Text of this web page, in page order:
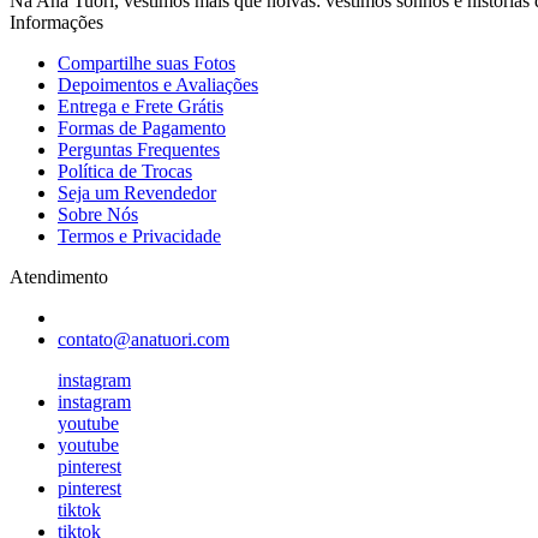
Informações
Compartilhe suas Fotos
Depoimentos e Avaliações
Entrega e Frete Grátis
Formas de Pagamento
Perguntas Frequentes
Política de Trocas
Seja um Revendedor
Sobre Nós
Termos e Privacidade
Atendimento
contato@anatuori.com
instagram
instagram
youtube
youtube
pinterest
pinterest
tiktok
tiktok